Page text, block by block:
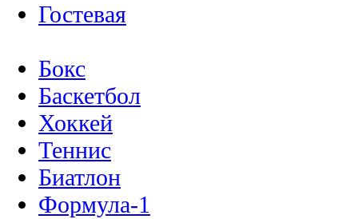
Гостевая
Бокс
Баскетбол
Хоккей
Теннис
Биатлон
Формула-1